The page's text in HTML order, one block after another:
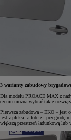
3 warianty zabudowy
Dla modelu PROACE MAX z
czemu można wybrać takie
Pierwsza zabudowa – EKO – jest
jest z pleksi, a fotele i przegrodę
większą przestrzeń ładunkową lub